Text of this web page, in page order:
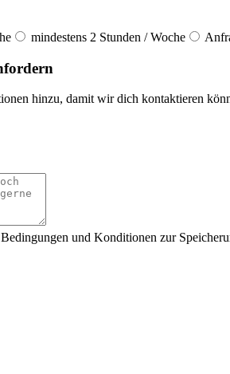
mindestens 2 Stunden / Woche
hinzu, damit wir dich kontaktieren
und Konditionen zur